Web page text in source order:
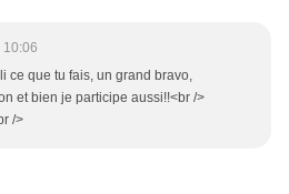
10:06
ce que tu fais, un grand bravo,
et bien je participe aussi!!<br />
/>